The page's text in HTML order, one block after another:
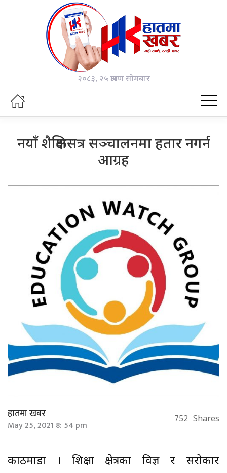
२०८३, २५ श्रावण सोमबार
नयाँ शैक्षिकसत्र सञ्चालनमा हतार नगर्न
आग्रह
हातमा खबर
May 25, 2021 8: 54 pm 752 Shares
काठमाडौं । शिक्षा क्षेत्रका विज्ञ र सरोकार